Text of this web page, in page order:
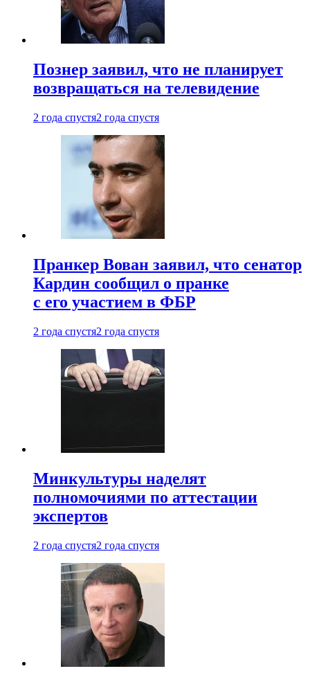
Познер заявил, что не планирует
возвращаться на телевидение
2 года спустя2 года спустя
Пранкер Вован заявил, что сенатор
Кардин сообщил о пранке
с его участием в ФБР
2 года спустя2 года спустя
Минкультуры наделят
полномочиями по аттестации
экспертов
2 года спустя2 года спустя